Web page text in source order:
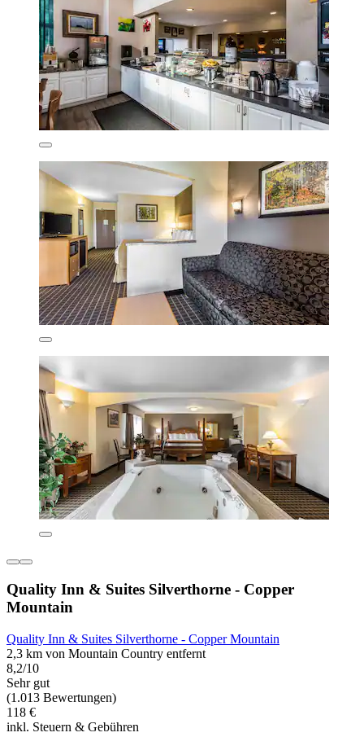
Quality Inn & Suites Silverthorne - Copper
Mountain
Quality Inn & Suites Silverthorne - Copper Mountain
2,3 km von Mountain Country entfernt
8,2/10
Sehr gut
(1.013 Bewertungen)
118 €
inkl. Steuern & Gebühren